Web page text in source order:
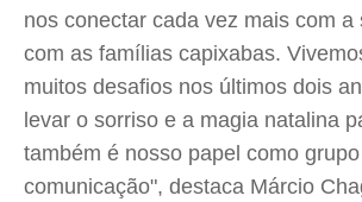
nos conectar cada vez mais com a
com as famílias capixabas.
muitos desafios nos últimos dois
levar o sorriso e a magia natalina
também é nosso papel como
comunicação", destaca Márcio